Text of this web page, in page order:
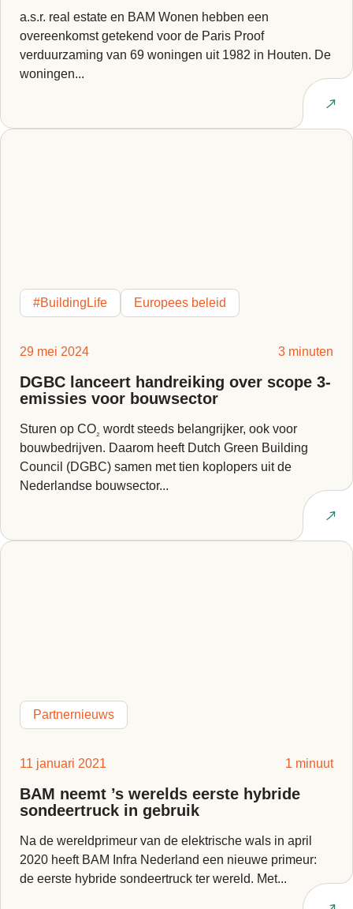
a.s.r. real estate en BAM Wonen hebben een
overeenkomst getekend voor de Paris Proof
verduurzaming van 69 woningen uit 1982 in Houten. De
woningen...
Lees artikel
#BuildingLife Europees beleid
29 mei 2024 3 minuten
DGBC lanceert handreiking over scope 3-
emissies voor bouwsector
Sturen op CO₂ wordt steeds belangrijker, ook voor
bouwbedrijven. Daarom heeft Dutch Green Building
Council (DGBC) samen met tien koplopers uit de
Nederlandse bouwsector...
Lees artikel
Partnernieuws
11 januari 2021 1 minuut
BAM neemt ’s werelds eerste hybride
sondeertruck in gebruik
Na de wereldprimeur van de elektrische wals in april
2020 heeft BAM Infra Nederland een nieuwe primeur:
de eerste hybride sondeertruck ter wereld. Met...